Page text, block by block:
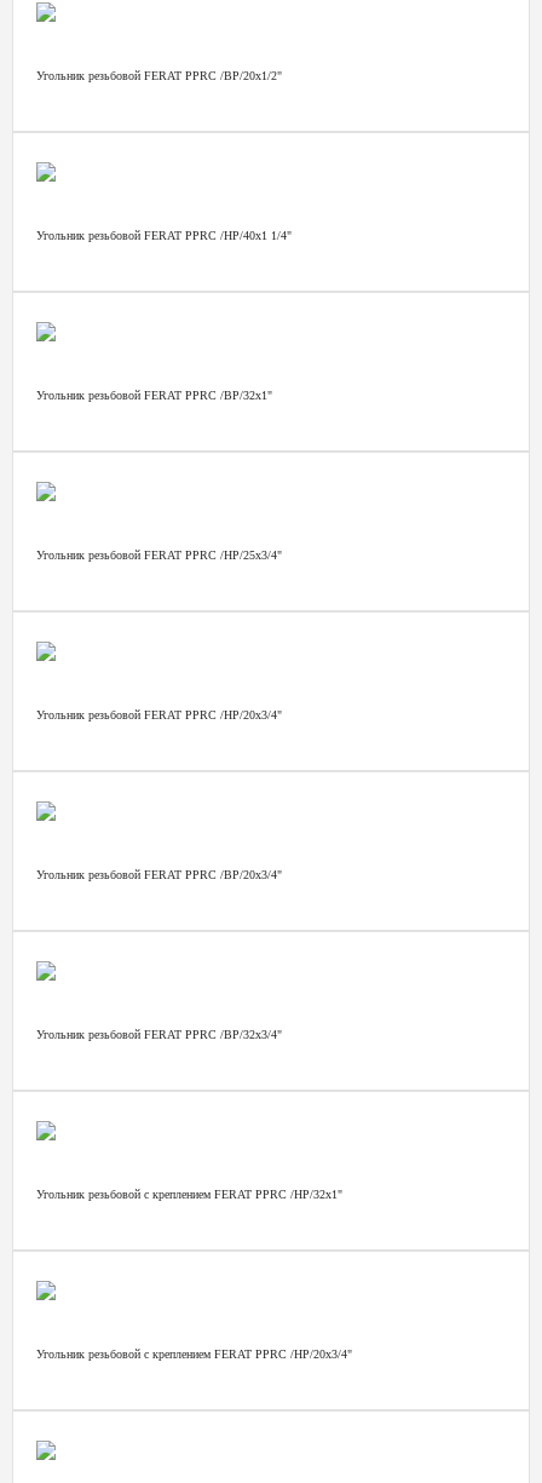
Угольник резьбовой FERAT PPRС /ВР/20х1/2"
Угольник резьбовой FERAT PPRС /НР/40х1 1/4"
Угольник резьбовой FERAT PPRС /ВР/32х1"
Угольник резьбовой FERAT PPRС /НР/25х3/4"
Угольник резьбовой FERAT PPRС /НР/20х3/4"
Угольник резьбовой FERAT PPRС /ВР/20х3/4"
Угольник резьбовой FERAT PPRС /ВР/32х3/4"
Угольник резьбовой с креплением FERAT PPRС /НР/32х1"
Угольник резьбовой с креплением FERAT PPRС /НР/20х3/4"